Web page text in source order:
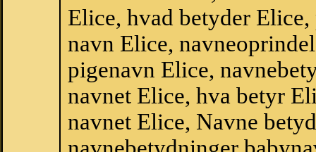
Elice, hvad betyder
navn Elice,
pigenavn Elice,
navnet Elice, hva betyr
navnet Elice, Navne